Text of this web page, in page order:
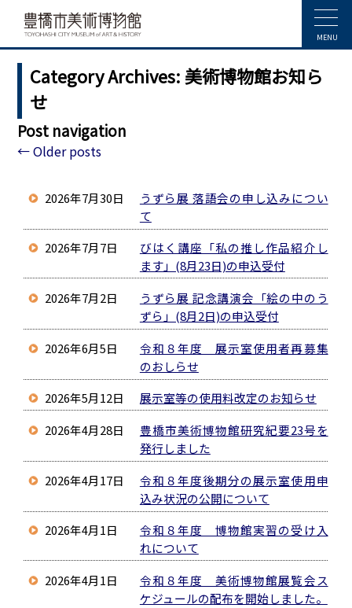
MENU
Category Archives: 美術博物館お知ら
せ
Post navigation
←Older posts
2026年7月30日
うずら展 落語会の申し込みについ
て
2026年7月7日
びはく講座「私の推し作品紹介し
ます」(8月23日)の申込受付
2026年7月2日
うずら展 記念講演会「絵の中のう
ずら」(8月2日)の申込受付
2026年6月5日
令和８年度 展示室使用者再募集
のおしらせ
2026年5月12日
展示室等の使用料改定のお知らせ
2026年4月28日
豊橋市美術博物館研究紀要23号を
発行しました
2026年4月17日
令和８年度後期分の展示室使用申
込み状況の公開について
2026年4月1日
令和８年度 博物館実習の受け入
れについて
2026年4月1日
令和８年度 美術博物館展覧会ス
ケジュールの配布を開始しました。